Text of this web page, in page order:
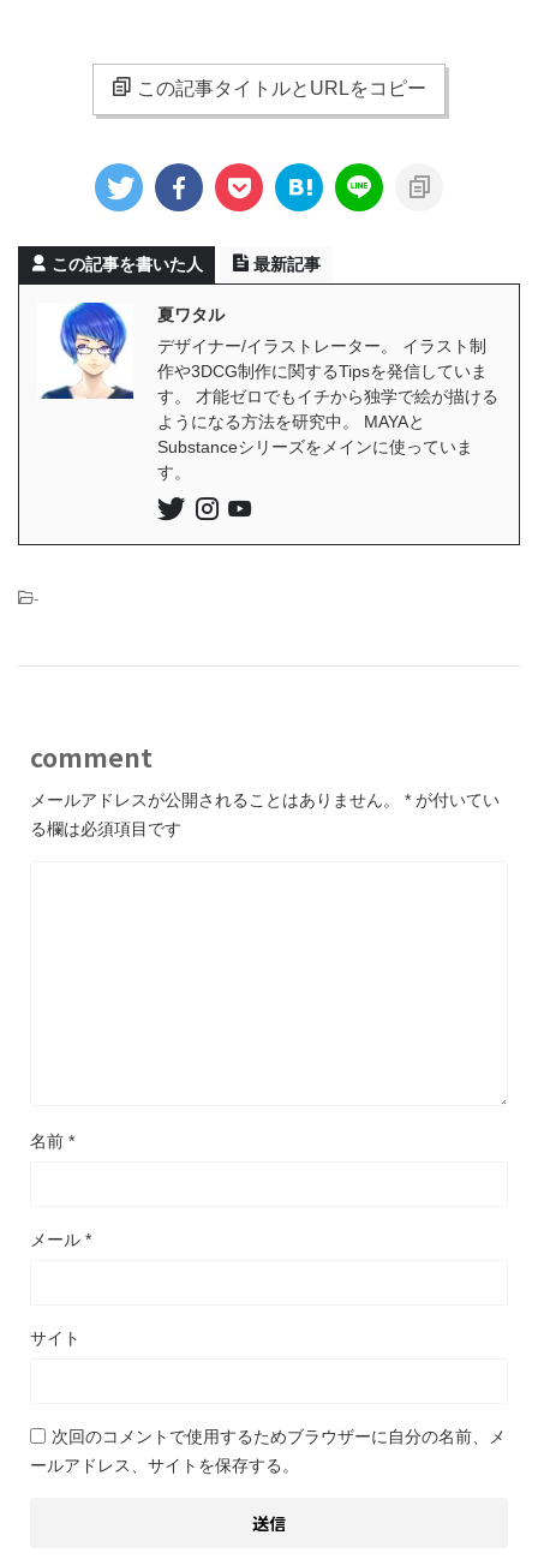
この記事タイトルとURLをコピー
この記事を書いた人 最新記事
夏ワタル
デザイナー/イラストレーター。 イラスト制
作や3DCG制作に関するTipsを発信していま
す。 才能ゼロでもイチから独学で絵が描ける
ようになる方法を研究中。 MAYAと
Substanceシリーズをメインに使っていま
す。
-
comment
メールアドレスが公開されることはありません。 * が付いてい
る欄は必須項目です
名前 *
メール *
サイト
次回のコメントで使用するためブラウザーに自分の名前、メ
ールアドレス、サイトを保存する。